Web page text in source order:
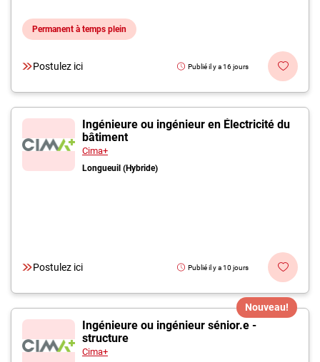
Permanent à temps plein
Postulez ici Publié il y a 16 jours
Ingénieure ou ingénieur en Électricité du
bâtiment
Cima+
Longueuil (Hybride)
Postulez ici Publié il y a 10 jours
Nouveau!
Ingénieure ou ingénieur sénior.e -
structure
Cima+